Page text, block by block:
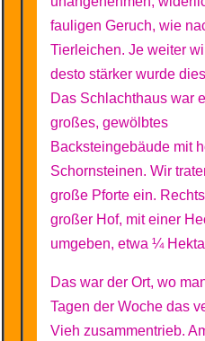
fauligen Geruch, wie
Tierleichen. Je weiter
desto stärker wurde
Das Schlachthaus war
großes, gewölbtes
Backsteingebäude mit
Schornsteinen. Wir
große Pforte ein.
großer Hof, mit einer
umgeben, etwa ¼
Das war der Ort, wo
Tagen der Woche das
Vieh zusammentrieb.